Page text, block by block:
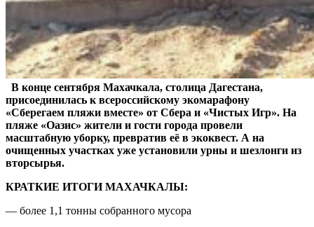
В конце сентября Махачкала, столица Дагестана,
присоединилась к всероссийскому экомарафону
«Сберегаем пляжи вместе» от Сбера и «Чистых Игр». На
пляже «Оазис» жители и гости города провели
масштабную уборку, превратив её в экоквест. А на
очищенных участках уже установили урны и шезлонги из
вторсырья.
КРАТКИЕ ИТОГИ МАХАЧКАЛЫ:
— более 1,1 тонны собранного мусора